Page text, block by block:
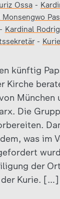
Ossa-
Monsengwo
Kardinal
-
künftig
Kirche
München
Die
was im
der
der Kurie. […]